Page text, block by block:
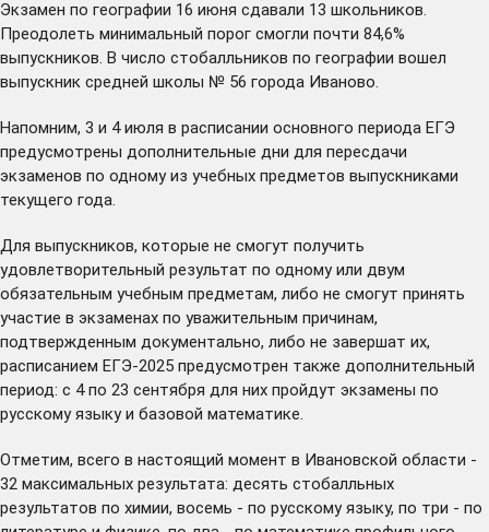
Экзамен по географии 16 июня сдавали 13 школьников.
Преодолеть минимальный порог смогли почти 84,6%
выпускников. В число стобалльников по географии вошел
выпускник средней школы № 56 города Иваново.
Напомним, 3 и 4 июля в расписании основного периода ЕГЭ
предусмотрены дополнительные дни для пересдачи
экзаменов по одному из учебных предметов выпускниками
текущего года.
Для выпускников, которые не смогут получить
удовлетворительный результат по одному или двум
обязательным учебным предметам, либо не смогут принять
участие в экзаменах по уважительным причинам,
подтвержденным документально, либо не завершат их,
расписанием ЕГЭ-2025 предусмотрен также дополнительный
период: с 4 по 23 сентября для них пройдут экзамены по
русскому языку и базовой математике.
Отметим, всего в настоящий момент в Ивановской области -
32 максимальных результата: десять стобалльных
результатов по химии, восемь - по русскому языку, по три - по